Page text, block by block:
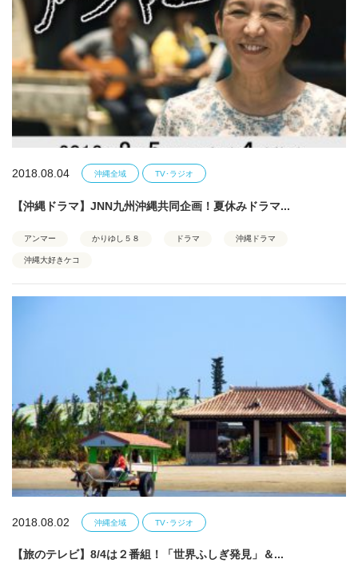
2018.08.04 沖縄全域 TV･ラジオ
【沖縄ドラマ】JNN九州沖縄共同企画！夏休みドラマ...
アンマー かりゆし５８ ドラマ 沖縄ドラマ
沖縄大好きケコ
2018.08.02 沖縄全域 TV･ラジオ
【旅のテレビ】8/4は２番組！「世界ふしぎ発見」＆...